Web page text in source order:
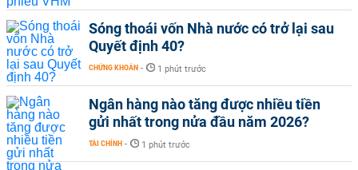
Sóng thoái vốn Nhà nước có trở lại sau
Quyết định 40?
CHỨNG KHOÁN - 1 phút trước
Ngân hàng nào tăng được nhiều tiền
gửi nhất trong nửa đầu năm 2026?
TÀI CHÍNH - 1 phút trước